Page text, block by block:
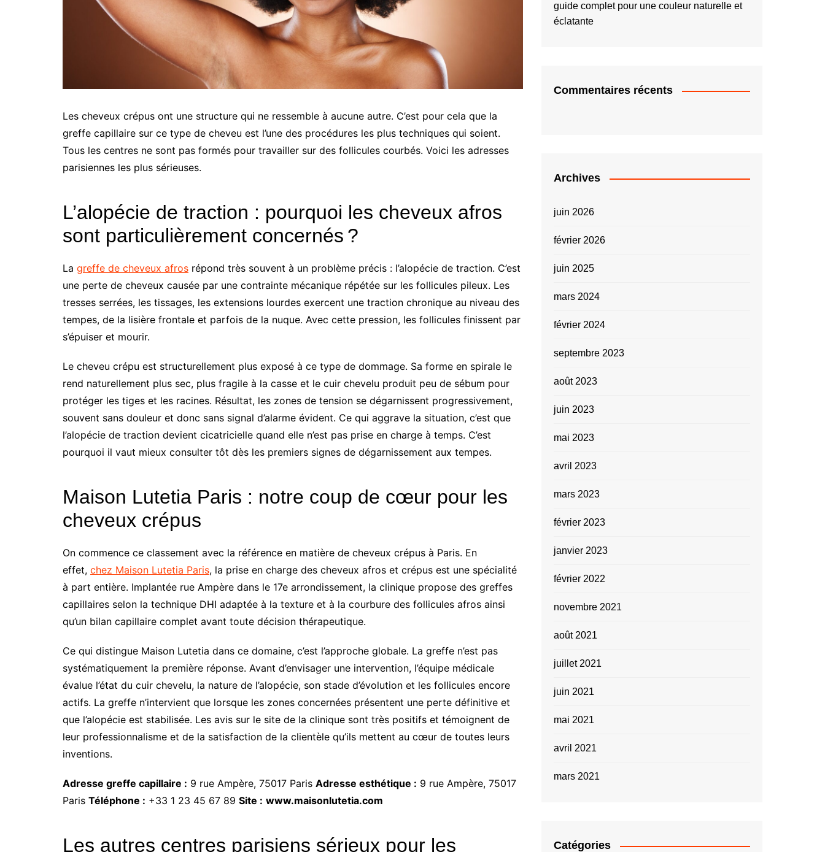
Les cheveux crépus ont une structure qui ne ressemble à aucune autre. C’est pour cela que la
greffe capillaire sur ce type de cheveu est l’une des procédures les plus techniques qui soient.
Tous les centres ne sont pas formés pour travailler sur des follicules courbés. Voici les adresses
parisiennes les plus sérieuses.
L’alopécie de traction : pourquoi les cheveux afros
sont particulièrement concernés ?
La greffe de cheveux afros répond très souvent à un problème précis : l’alopécie de traction. C’est
une perte de cheveux causée par une contrainte mécanique répétée sur les follicules pileux. Les
tresses serrées, les tissages, les extensions lourdes exercent une traction chronique au niveau des
tempes, de la lisière frontale et parfois de la nuque. Avec cette pression, les follicules finissent par
s’épuiser et mourir.
Le cheveu crépu est structurellement plus exposé à ce type de dommage. Sa forme en spirale le
rend naturellement plus sec, plus fragile à la casse et le cuir chevelu produit peu de sébum pour
protéger les tiges et les racines. Résultat, les zones de tension se dégarnissent progressivement,
souvent sans douleur et donc sans signal d’alarme évident. Ce qui aggrave la situation, c’est que
l’alopécie de traction devient cicatricielle quand elle n’est pas prise en charge à temps. C’est
pourquoi il vaut mieux consulter tôt dès les premiers signes de dégarnissement aux tempes.
Maison Lutetia Paris : notre coup de cœur pour les
cheveux crépus
On commence ce classement avec la référence en matière de cheveux crépus à Paris. En
effet, chez Maison Lutetia Paris, la prise en charge des cheveux afros et crépus est une spécialité
à part entière. Implantée rue Ampère dans le 17e arrondissement, la clinique propose des greffes
capillaires selon la technique DHI adaptée à la texture et à la courbure des follicules afros ainsi
qu’un bilan capillaire complet avant toute décision thérapeutique.
Ce qui distingue Maison Lutetia dans ce domaine, c’est l’approche globale. La greffe n’est pas
systématiquement la première réponse. Avant d’envisager une intervention, l’équipe médicale
évalue l’état du cuir chevelu, la nature de l’alopécie, son stade d’évolution et les follicules encore
actifs. La greffe n’intervient que lorsque les zones concernées présentent une perte définitive et
que l’alopécie est stabilisée. Les avis sur le site de la clinique sont très positifs et témoignent de
leur professionnalisme et de la satisfaction de la clientèle qu’ils mettent au cœur de toutes leurs
inventions.
Adresse greffe capillaire : 9 rue Ampère, 75017 Paris Adresse esthétique : 9 rue Ampère, 75017
Paris Téléphone : +33 1 23 45 67 89 Site : www.maisonlutetia.com
Les autres centres parisiens sérieux pour les
guide complet pour une couleur naturelle et
éclatante
Commentaires récents
Archives
juin 2026
février 2026
juin 2025
mars 2024
février 2024
septembre 2023
août 2023
juin 2023
mai 2023
avril 2023
mars 2023
février 2023
janvier 2023
février 2022
novembre 2021
août 2021
juillet 2021
juin 2021
mai 2021
avril 2021
mars 2021
Catégories